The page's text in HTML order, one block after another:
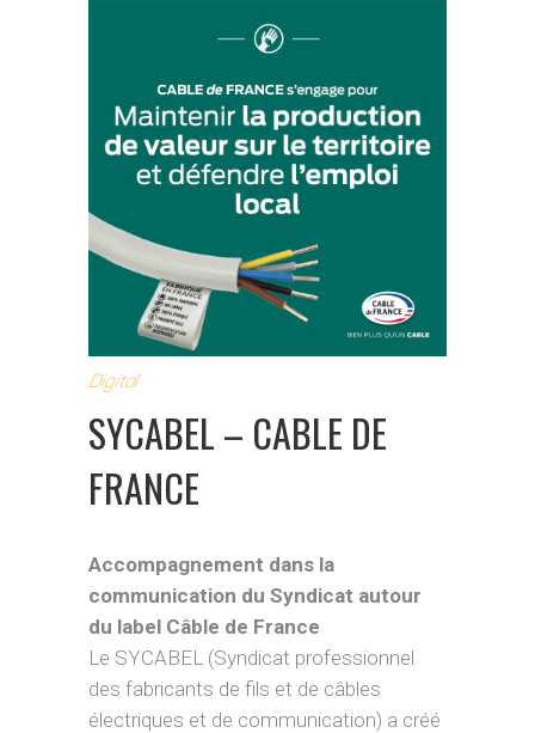
Digital
SYCABEL – CABLE DE
FRANCE
Accompagnement dans la
communication du Syndicat autour
du label Câble de France
Le SYCABEL (Syndicat professionnel
des fabricants de fils et de câbles
électriques et de communication) a créé